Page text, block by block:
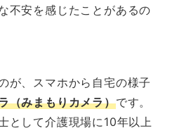
不安を感じたことがあるの
が、スマホから自宅の様子
（みまもりカメラ）です。
として介護現場に10年以上